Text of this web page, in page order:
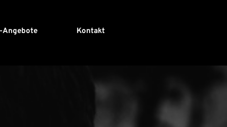
Angebote Kontakt